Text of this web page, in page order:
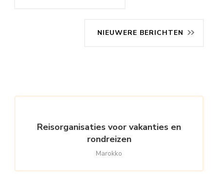
NIEUWERE BERICHTEN
Reisorganisaties voor vakanties en
rondreizen
Marokko